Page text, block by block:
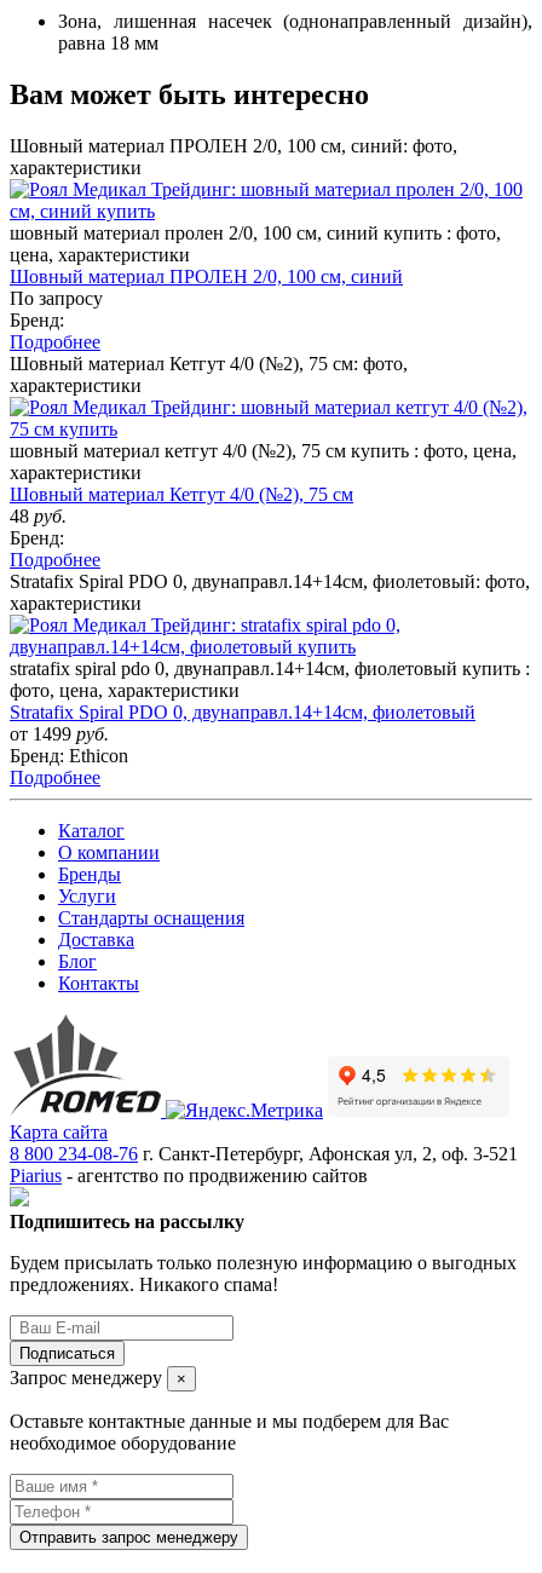
Зона, лишенная насечек (однонаправленный дизайн),
равна 18 мм
Вам может быть интересно
Шовный материал ПРОЛЕН 2/0, 100 см, синий: фото,
характеристики
шовный материал пролен 2/0, 100 см, синий купить : фото,
цена, характеристики
Шовный материал ПРОЛЕН 2/0, 100 см, синий
По запросу
Бренд:
Подробнее
Шовный материал Кетгут 4/0 (№2), 75 см: фото,
характеристики
шовный материал кетгут 4/0 (№2), 75 см купить : фото, цена,
характеристики
Шовный материал Кетгут 4/0 (№2), 75 см
48 руб.
Бренд:
Подробнее
Stratafix Spiral PDO 0, двунаправл.14+14см, фиолетовый: фото,
характеристики
stratafix spiral pdo 0, двунаправл.14+14см, фиолетовый купить :
фото, цена, характеристики
Stratafix Spiral PDO 0, двунаправл.14+14см, фиолетовый
от 1499 руб.
Бренд: Ethicon
Подробнее
Каталог
О компании
Бренды
Услуги
Стандарты оснащения
Доставка
Блог
Контакты
Карта сайта
8 800 234-08-76 г. Санкт-Петербург, Афонская ул, 2, оф. 3-521
Piarius - агентство по продвижению сайтов
Подпишитесь на рассылку
Будем присылать только полезную информацию о выгодных
предложениях. Никакого спама!
Подписаться
Запрос менеджеру ×
Оставьте контактные данные и мы подберем для Вас
необходимое оборудование
Отправить запрос менеджеру